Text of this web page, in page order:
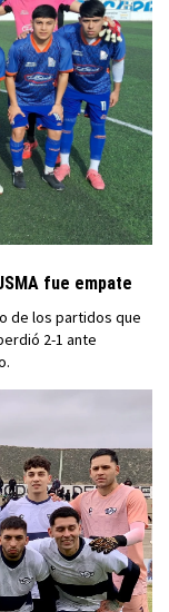
fue empate
de los partidos que
2-1 ante